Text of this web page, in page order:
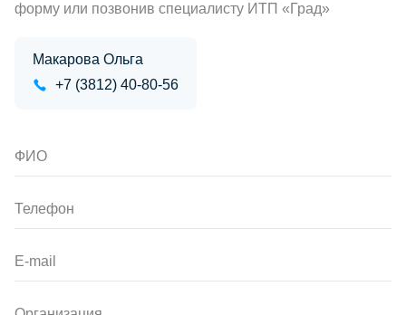
форму или позвонив специалисту ИТП «Град»
Макарова Ольга
+7 (3812) 40-80-56
ФИО
Телефон
E-mail